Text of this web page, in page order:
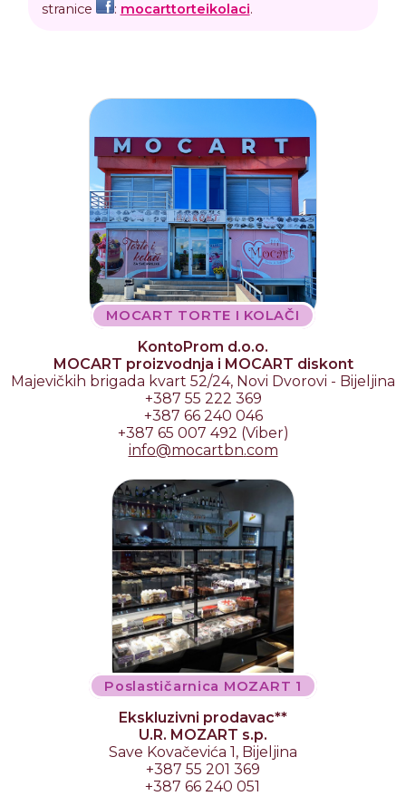
stranice
: mocarttorteikolaci.
MOCART TORTE I KOLAČI
KontoProm d.o.o.
MOCART proizvodnja i MOCART diskont
Majevičkih brigada kvart 52/24, Novi Dvorovi - Bijeljina
+387 55 222 369
+387 66 240 046
+387 65 007 492 (Viber)
info@mocartbn.com
Poslastičarnica MOZART 1
Ekskluzivni prodavac**
U.R. MOZART s.p.
Save Kovačevića 1, Bijeljina
+387 55 201 369
+387 66 240 051